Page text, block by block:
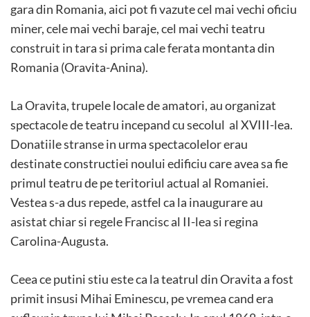
gara din Romania, aici pot fi vazute cel mai vechi oficiu
miner, cele mai vechi baraje, cel mai vechi teatru
construit in tara si prima cale ferata montanta din
Romania (Oravita-Anina).
La Oravita, trupele locale de amatori, au organizat
spectacole de teatru incepand cu secolul al XVIII-lea.
Donatiile stranse in urma spectacolelor erau
destinate constructiei noului edificiu care avea sa fie
primul teatru de pe teritoriul actual al Romaniei.
Vestea s-a dus repede, astfel ca la inaugurare au
asistat chiar si regele Francisc al II-lea si regina
Carolina-Augusta.
Ceea ce putini stiu este ca la teatrul din Oravita a fost
primit insusi Mihai Eminescu, pe vremea cand era